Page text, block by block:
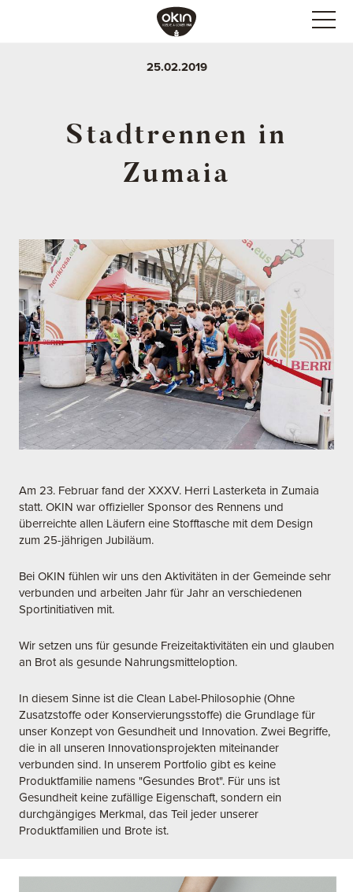
25.02.2019
Stadtrennen in
Zumaia
Am 23. Februar fand der XXXV. Herri Lasterketa in Zumaia
statt. OKIN war offizieller Sponsor des Rennens und
überreichte allen Läufern eine Stofftasche mit dem Design
zum 25-jährigen Jubiläum.
Bei OKIN fühlen wir uns den Aktivitäten in der Gemeinde sehr
verbunden und arbeiten Jahr für Jahr an verschiedenen
Sportinitiativen mit.
Wir setzen uns für gesunde Freizeitaktivitäten ein und glauben
an Brot als gesunde Nahrungsmitteloption.
In diesem Sinne ist die Clean Label-Philosophie (Ohne
Zusatzstoffe oder Konservierungsstoffe) die Grundlage für
unser Konzept von Gesundheit und Innovation. Zwei Begriffe,
die in all unseren Innovationsprojekten miteinander
verbunden sind. In unserem Portfolio gibt es keine
Produktfamilie namens "Gesundes Brot". Für uns ist
Gesundheit keine zufällige Eigenschaft, sondern ein
durchgängiges Merkmal, das Teil jeder unserer
Produktfamilien und Brote ist.